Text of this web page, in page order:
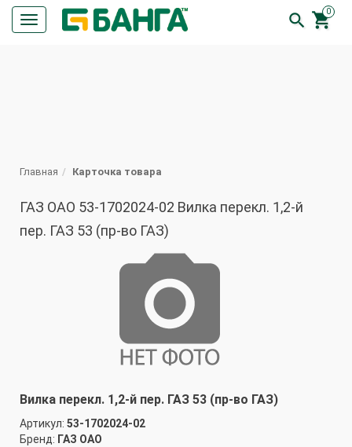
Кнопка
меню
0


Главная Карточка товара
ГАЗ ОАО 53-1702024-02 Вилка перекл. 1,2-й
пер. ГАЗ 53 (пр-во ГАЗ)
Вилка перекл. 1,2-й пер. ГАЗ 53 (пр-во ГАЗ)
Артикул: 53-1702024-02
Бренд: ГАЗ ОАО